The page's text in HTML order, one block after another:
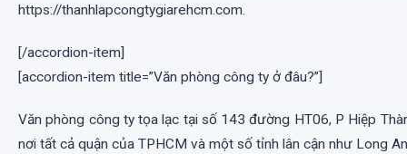
https://thanhlapcongtygiarehcm.com.
[/accordion-item]
[accordion-item title=”Văn phòng công ty ở đâu?”]
Văn phòng công ty tọa lạc tại số 143 đường HT06, P Hiệp
nơi tất cả quận của TPHCM và một số tỉnh lân cận như Long